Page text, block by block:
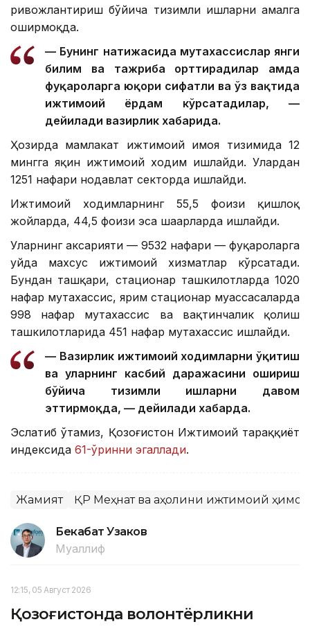
ривожлантириш бўйича тизимли ишларни амалга
оширмоқда.
— Бунинг натижасида мутахассислар янги
билим ва тажриба орттирадилар ҳамда
фуқароларга юқори сифатли ва ўз вақтида
ижтимоий ёрдам кўрсатадилар, —
дейилади вазирлик хабарида.
Ҳозирда мамлакат ижтимоий ҳимоя тизимида 12
мингга яқин ижтимоий ходим ишлайди. Улардан
1251 нафари нодавлат секторда ишлайди.
Ижтимоий ходимларнинг 55,5 фоизи қишлоқ
жойларда, 44,5 фоизи эса шаҳарларда ишлайди.
Уларнинг аксарияти — 9532 нафари — фуқароларга
уйда махсус ижтимоий хизматлар кўрсатади.
Бундан ташқари, стационар ташкилотларда 1020
нафар мутахассис, ярим стационар муассасаларда
998 нафар мутахассис ва вақтинчалик қолиш
ташкилотларида 451 нафар мутахассис ишлайди.
— Вазирлик ижтимоий ходимларни ўқитиш
ва уларнинг касбий даражасини ошириш
бўйича тизимли ишларни давом
эттирмоқда, — дейилади хабарда.
Эслатиб ўтамиз, Қозоғистон Ижтимоий тараққиёт
индексида 61-ўринни эгаллади.
Жамият ҚР Меҳнат ва аҳолини ижтимоий
Бекабат Узаков
Муаллиф
12:15, 05 Август 2026
Қозоғистонда волонтёрликни